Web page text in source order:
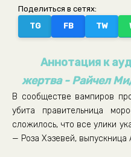
Поделиться в сетях:
TG
FB TW
Аннотация к
жертва - Райчел
В сообществе вампиров
убита правительница
сложилось, что все улики
— Роза Хэзевей, выпускница